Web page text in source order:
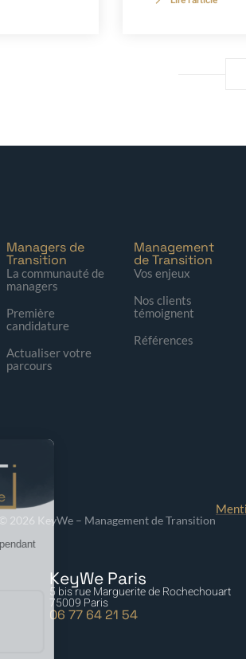
Managers de
Transition
La communauté de
managers
Première
candidature
Actualiser votre
parcours
Management
de Transition
Vos enjeux
Nos clients
témoignent
Références
© 2026 KeyWe – Management de Transition
KeyWe Paris
5 bis rue Marguerite de Rochechouart
75009 Paris
06 77 64 21 54